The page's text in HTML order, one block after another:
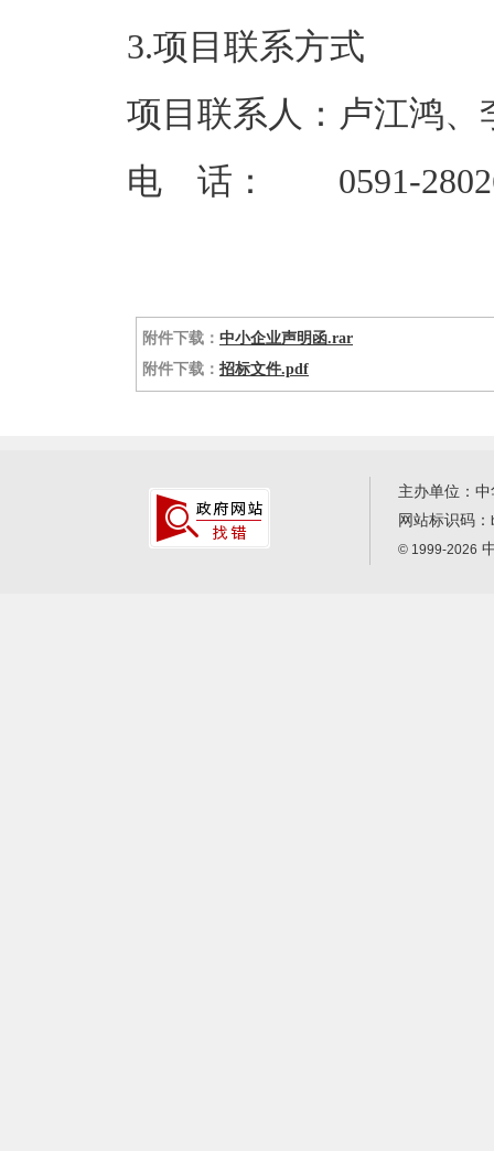
3.项目联系方式
项目联系人：卢江鸿、
电 话： 0591-
附件下载： 中小企业声明函.rar
附件下载： 招标文件.pdf
主办单位：
网站标识码：
© 1999-2026